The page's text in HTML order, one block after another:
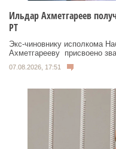
Ильдар Ахметгареев
РТ
Экс‑чиновнику исполкома
Ахметгарееву присвоено
07.08.2026, 17:51